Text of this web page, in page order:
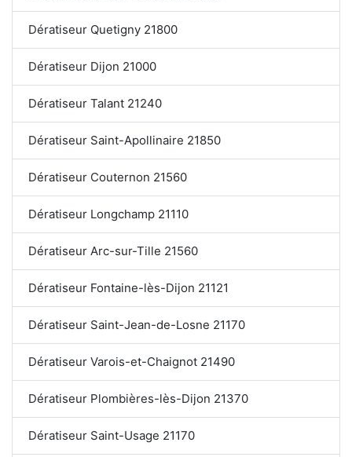
Dératiseur Quetigny 21800
Dératiseur Dijon 21000
Dératiseur Talant 21240
Dératiseur Saint-Apollinaire 21850
Dératiseur Couternon 21560
Dératiseur Longchamp 21110
Dératiseur Arc-sur-Tille 21560
Dératiseur Fontaine-lès-Dijon 21121
Dératiseur Saint-Jean-de-Losne 21170
Dératiseur Varois-et-Chaignot 21490
Dératiseur Plombières-lès-Dijon 21370
Dératiseur Saint-Usage 21170